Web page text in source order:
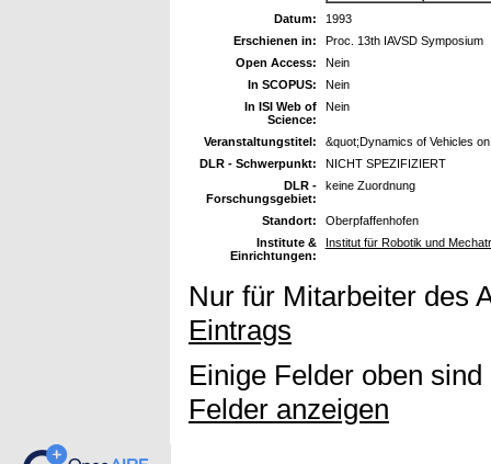
Datum:
1993
Erschienen in:
Proc. 13th IAVSD Symposium
Open Access:
Nein
In SCOPUS:
Nein
In ISI Web of
Science:
Nein
Veranstaltungstitel:
&quot;Dynamics of Vehicles
DLR - Schwerpunkt:
NICHT SPEZIFIZIERT
DLR -
Forschungsgebiet:
keine Zuordnung
Standort:
Oberpfaffenhofen
Institute &
Einrichtungen:
Institut für Robotik und
Nur für Mitarbeiter des
Eintrags
Einige Felder oben
Felder anzeigen